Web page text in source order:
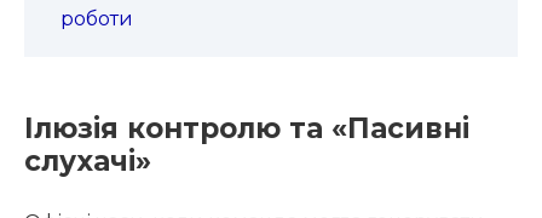
роботи
Ілюзія контролю та «Пасивні
слухачі»